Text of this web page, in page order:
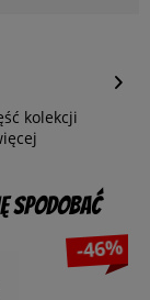
kolekcji
spodobać
-46%